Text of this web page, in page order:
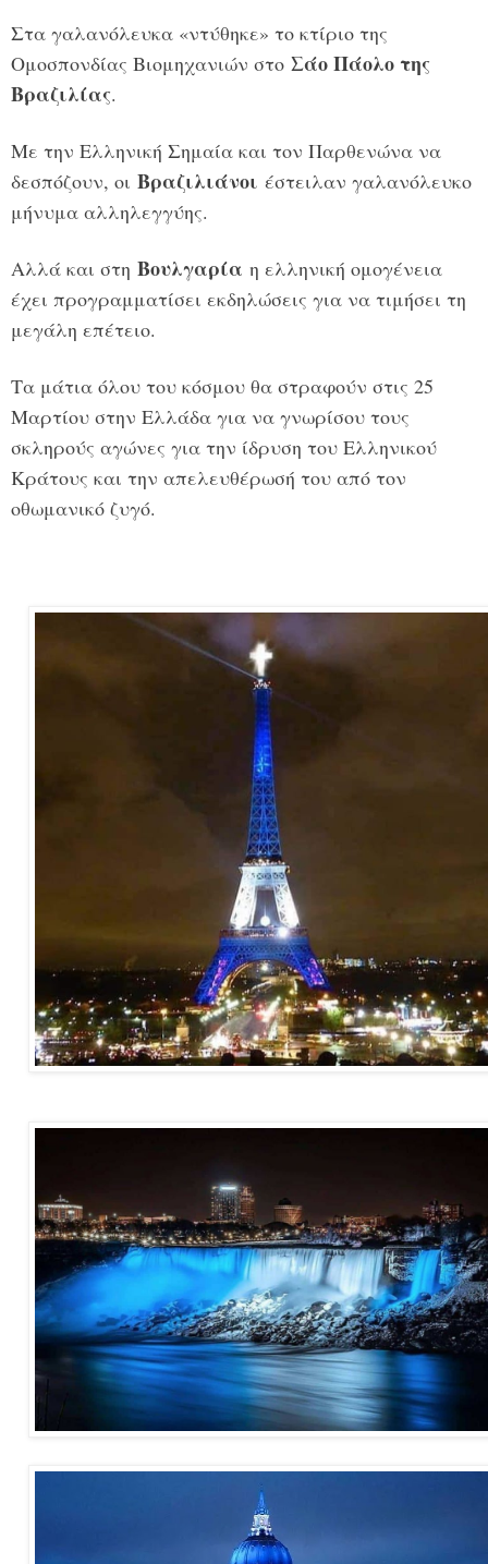
Στα γαλανόλευκα «ντύθηκε» το κτίριο της
Ομοσπονδίας Βιομηχανιών στο Σάο Πάολο της
Βραζιλίας.
Με την Ελληνική Σημαία και τον Παρθενώνα να
δεσπόζουν, οι Βραζιλιάνοι έστειλαν γαλανόλευκο
μήνυμα αλληλεγγύης.
Αλλά και στη Βουλγαρία η ελληνική ομογένεια
έχει προγραμματίσει εκδηλώσεις για να τιμήσει τη
μεγάλη επέτειο.
Τα μάτια όλου του κόσμου θα στραφούν στις 25
Μαρτίου στην Ελλάδα για να γνωρίσου τους
σκληρούς αγώνες για την ίδρυση του Ελληνικού
Κράτους και την απελευθέρωσή του από τον
οθωμανικό ζυγό.